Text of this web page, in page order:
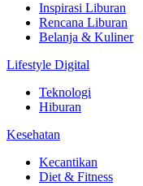
Inspirasi Liburan
Rencana Liburan
Belanja & Kuliner
Lifestyle Digital
Teknologi
Hiburan
Kesehatan
Kecantikan
Diet & Fitness